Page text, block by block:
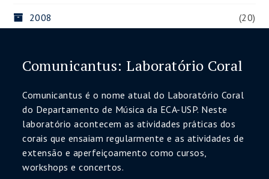
2008
(20)
Comunicantus: Laboratório Coral
Comunicantus é o nome atual do Laboratório Coral
do Departamento de Música da ECA-USP. Neste
laboratório acontecem as atividades práticas dos
corais que ensaiam regularmente e as atividades de
extensão e aperfeiçoamento como cursos,
workshops e concertos.